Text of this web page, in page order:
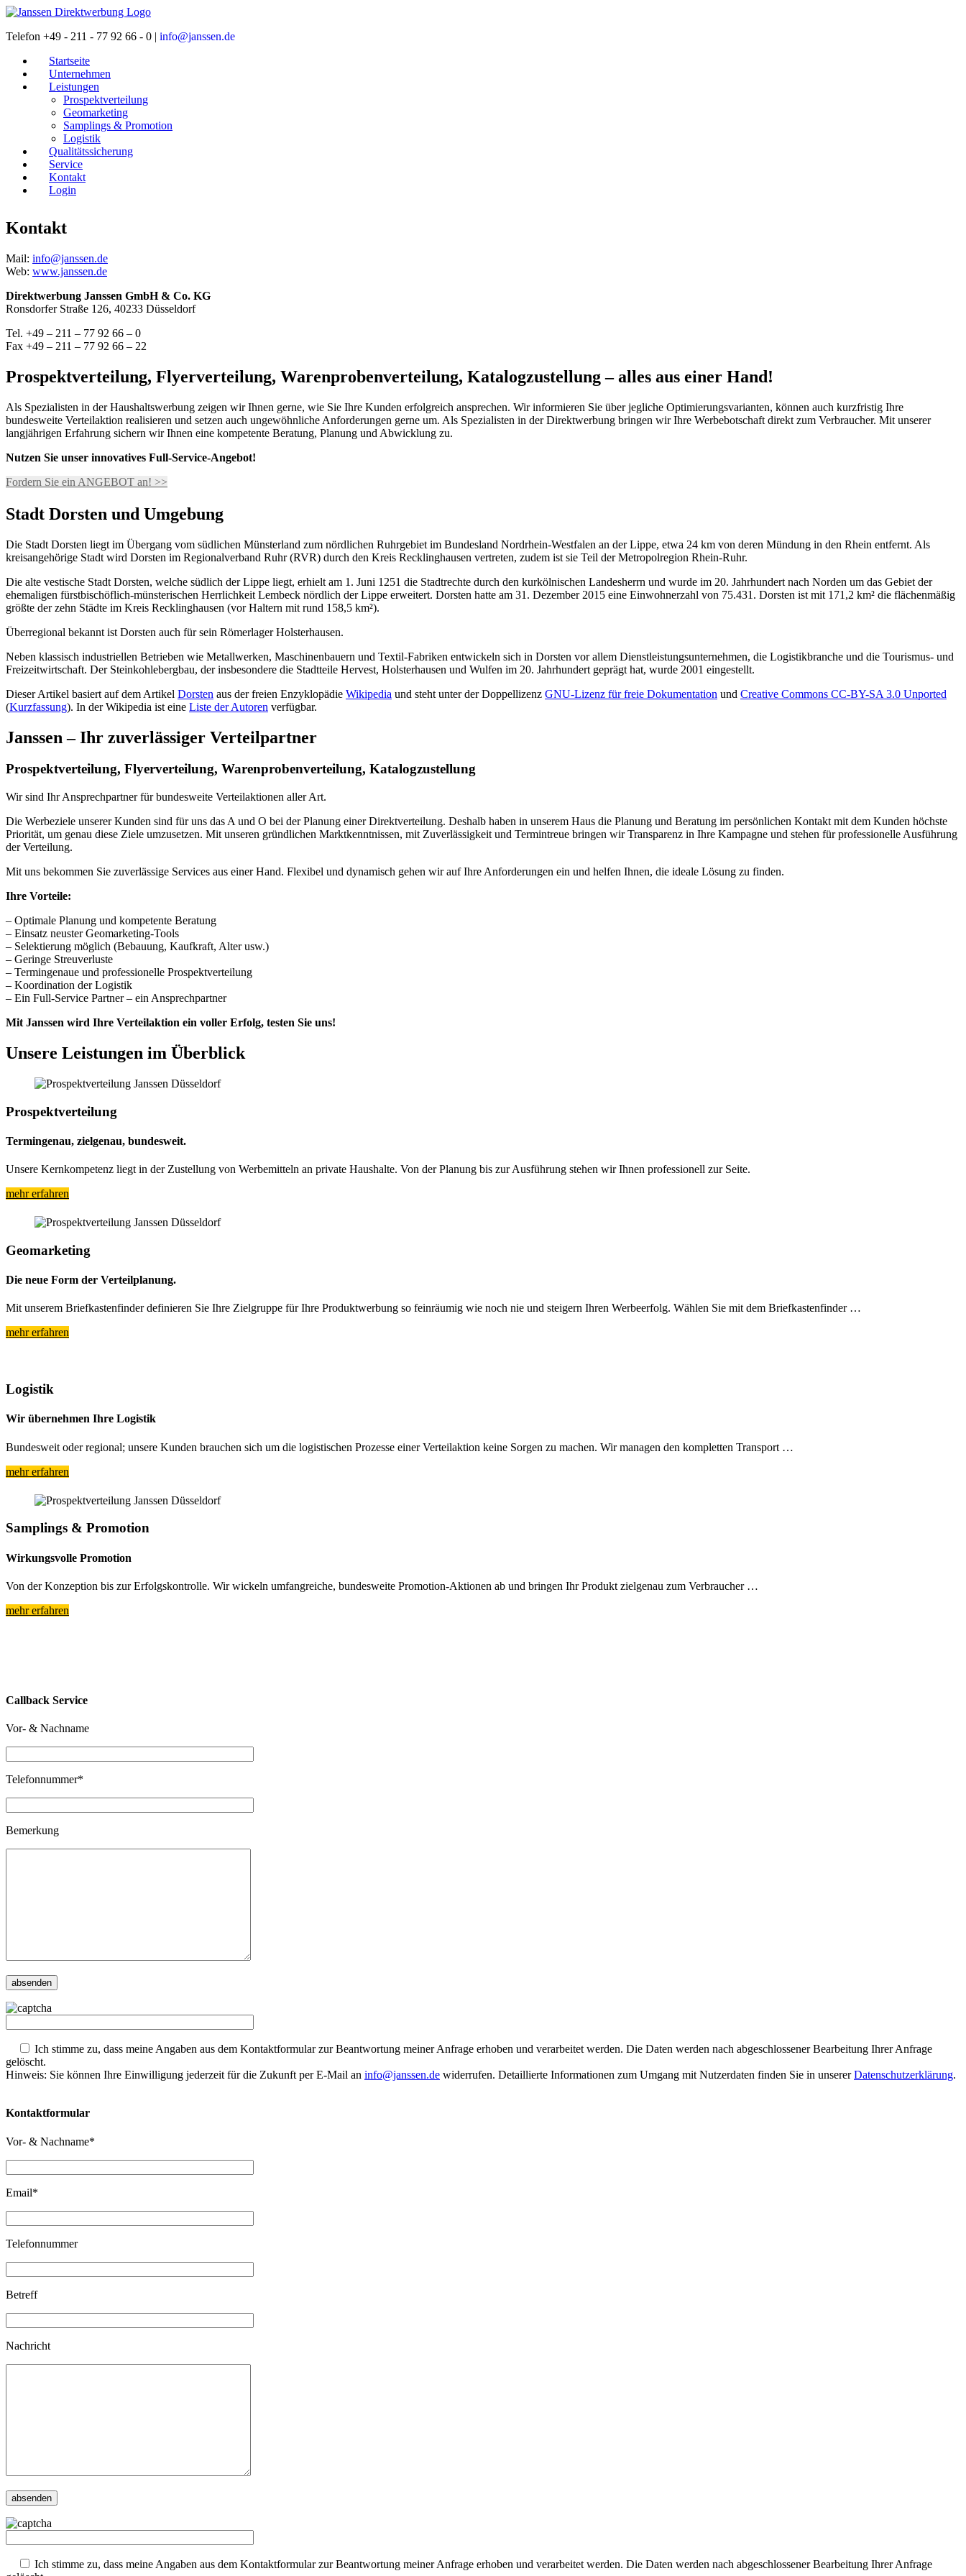
Telefon +49 - 211 - 77 92 66 - 0 | info@janssen.de
Startseite
Unternehmen
Leistungen
Prospektverteilung
Geomarketing
Samplings & Promotion
Logistik
Qualitätssicherung
Service
Kontakt
Login
Kontakt
Mail: info@janssen.de
Web: www.janssen.de
Direktwerbung Janssen GmbH & Co. KG
Ronsdorfer Straße 126, 40233 Düsseldorf
Tel. +49 – 211 – 77 92 66 – 0
Fax +49 – 211 – 77 92 66 – 22
Prospektverteilung, Flyerverteilung, Warenprobenverteilung, Katalogzustellung – alles aus einer Hand!
Als Spezialisten in der Haushaltswerbung zeigen wir Ihnen gerne, wie Sie Ihre Kunden erfolgreich ansprechen. Wir informieren Sie über jegliche Optimierungsvarianten, können auch kurzfristig Ihre
bundesweite Verteilaktion realisieren und setzen auch ungewöhnliche Anforderungen gerne um. Als Spezialisten in der Direktwerbung bringen wir Ihre Werbebotschaft direkt zum Verbraucher. Mit unserer
langjährigen Erfahrung sichern wir Ihnen eine kompetente Beratung, Planung und Abwicklung zu.
Nutzen Sie unser innovatives Full-Service-Angebot!
Fordern Sie ein ANGEBOT an! >>
Stadt Dorsten und Umgebung
Die Stadt Dorsten liegt im Übergang vom südlichen Münsterland zum nördlichen Ruhrgebiet im Bundesland Nordrhein-Westfalen an der Lippe, etwa 24 km von deren Mündung in den Rhein entfernt. Als
kreisangehörige Stadt wird Dorsten im Regionalverband Ruhr (RVR) durch den Kreis Recklinghausen vertreten, zudem ist sie Teil der Metropolregion Rhein-Ruhr.
Die alte vestische Stadt Dorsten, welche südlich der Lippe liegt, erhielt am 1. Juni 1251 die Stadtrechte durch den kurkölnischen Landesherrn und wurde im 20. Jahrhundert nach Norden um das Gebiet der
ehemaligen fürstbischöflich-münsterischen Herrlichkeit Lembeck nördlich der Lippe erweitert. Dorsten hatte am 31. Dezember 2015 eine Einwohnerzahl von 75.431. Dorsten ist mit 171,2 km² die flächenmäßig
größte der zehn Städte im Kreis Recklinghausen (vor Haltern mit rund 158,5 km²).
Überregional bekannt ist Dorsten auch für sein Römerlager Holsterhausen.
Neben klassisch industriellen Betrieben wie Metallwerken, Maschinenbauern und Textil-Fabriken entwickeln sich in Dorsten vor allem Dienstleistungsunternehmen, die Logistikbranche und die Tourismus- und
Freizeitwirtschaft. Der Steinkohlebergbau, der insbesondere die Stadtteile Hervest, Holsterhausen und Wulfen im 20. Jahrhundert geprägt hat, wurde 2001 eingestellt.
Dieser Artikel basiert auf dem Artikel Dorsten aus der freien Enzyklopädie Wikipedia und steht unter der Doppellizenz GNU-Lizenz für freie Dokumentation und Creative Commons CC-BY-SA 3.0 Unported
(Kurzfassung). In der Wikipedia ist eine Liste der Autoren verfügbar.
Janssen – Ihr zuverlässiger Verteilpartner
Prospektverteilung, Flyerverteilung, Warenprobenverteilung, Katalogzustellung
Wir sind Ihr Ansprechpartner für bundesweite Verteilaktionen aller Art.
Die Werbeziele unserer Kunden sind für uns das A und O bei der Planung einer Direktverteilung. Deshalb haben in unserem Haus die Planung und Beratung im persönlichen Kontakt mit dem Kunden höchste
Priorität, um genau diese Ziele umzusetzen. Mit unseren gründlichen Marktkenntnissen, mit Zuverlässigkeit und Termintreue bringen wir Transparenz in Ihre Kampagne und stehen für professionelle Ausführung
der Verteilung.
Mit uns bekommen Sie zuverlässige Services aus einer Hand. Flexibel und dynamisch gehen wir auf Ihre Anforderungen ein und helfen Ihnen, die ideale Lösung zu finden.
Ihre Vorteile:
– Optimale Planung und kompetente Beratung
– Einsatz neuster Geomarketing-Tools
– Selektierung möglich (Bebauung, Kaufkraft, Alter usw.)
– Geringe Streuverluste
– Termingenaue und professionelle Prospektverteilung
– Koordination der Logistik
– Ein Full-Service Partner – ein Ansprechpartner
Mit Janssen wird Ihre Verteilaktion ein voller Erfolg, testen Sie uns!
Unsere Leistungen im Überblick
Prospektverteilung
Termingenau, zielgenau, bundesweit.
Unsere Kernkompetenz liegt in der Zustellung von Werbemitteln an private Haushalte. Von der Planung bis zur Ausführung stehen wir Ihnen professionell zur Seite.
mehr erfahren
Geomarketing
Die neue Form der Verteilplanung.
Mit unserem Briefkastenfinder definieren Sie Ihre Zielgruppe für Ihre Produktwerbung so feinräumig wie noch nie und steigern Ihren Werbeerfolg. Wählen Sie mit dem Briefkastenfinder …
mehr erfahren
Logistik
Wir übernehmen Ihre Logistik
Bundesweit oder regional; unsere Kunden brauchen sich um die logistischen Prozesse einer Verteilaktion keine Sorgen zu machen. Wir managen den kompletten Transport …
mehr erfahren
Samplings & Promotion
Wirkungsvolle Promotion
Von der Konzeption bis zur Erfolgskontrolle. Wir wickeln umfangreiche, bundesweite Promotion-Aktionen ab und bringen Ihr Produkt zielgenau zum Verbraucher …
mehr erfahren
Callback Service
Vor- & Nachname
Telefonnummer*
Bemerkung
Ich stimme zu, dass meine Angaben aus dem Kontaktformular zur Beantwortung meiner Anfrage erhoben und verarbeitet werden. Die Daten werden nach abgeschlossener Bearbeitung Ihrer Anfrage
gelöscht.
Hinweis: Sie können Ihre Einwilligung jederzeit für die Zukunft per E-Mail an info@janssen.de widerrufen. Detaillierte Informationen zum Umgang mit Nutzerdaten finden Sie in unsererDatenschutzerklärung.
Kontaktformular
Vor- & Nachname*
Email*
Telefonnummer
Betreff
Nachricht
Ich stimme zu, dass meine Angaben aus dem Kontaktformular zur Beantwortung meiner Anfrage erhoben und verarbeitet werden. Die Daten werden nach abgeschlossener Bearbeitung Ihrer Anfrage